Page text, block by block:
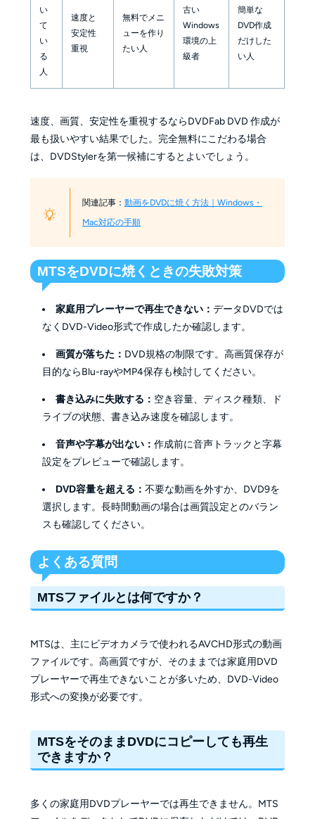
い
て
い
る
人
速度と
安定性
重視
無料でメニ
ューを作り
たい人
古い
Windows
環境の上
級者
簡単な
DVD作成
だけした
い人
速度、画質、安定性を重視するならDVDFab DVD 作成が
最も扱いやすい結果でした。完全無料にこだわる場合
は、DVDStylerを第一候補にするとよいでしょう。
関連記事：動画をDVDに焼く方法｜Windows・
Mac対応の手順
MTSをDVDに焼くときの失敗対策
家庭用プレーヤーで再生できない：データDVDでは
なくDVD-Video形式で作成したか確認します。
画質が落ちた： DVD規格の制限です。高画質保存が
目的ならBlu-rayやMP4保存も検討してください。
書き込みに失敗する： 空き容量、ディスク種類、ド
ライブの状態、書き込み速度を確認します。
音声や字幕が出ない：作成前に音声トラックと字幕
設定をプレビューで確認します。
DVD容量を超える：不要な動画を外すか、DVD9を
選択します。長時間動画の場合は画質設定とのバラン
スも確認してください。
よくある質問
MTSファイルとは何ですか？
MTSは、主にビデオカメラで使われるAVCHD形式の動画
ファイルです。高画質ですが、そのままでは家庭用DVD
プレーヤーで再生できないことが多いため、DVD-Video
形式への変換が必要です。
MTSをそのままDVDにコピーしても再生
できますか？
多くの家庭用DVDプレーヤーでは再生できません。MTS